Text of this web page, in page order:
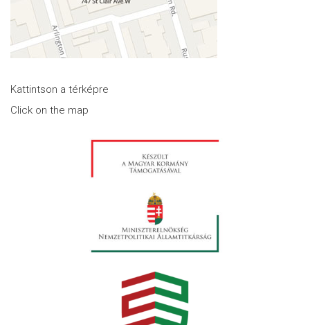
Kattintson a térképre
Click on the map